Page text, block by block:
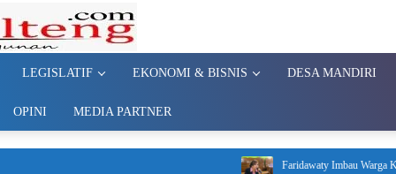
LEGISLATIF EKONOMI & BISNIS DESA MANDIRI
OPINI MEDIA PARTNER
Faridawaty Imbau Warga Kalteng Jaga Kesehatan